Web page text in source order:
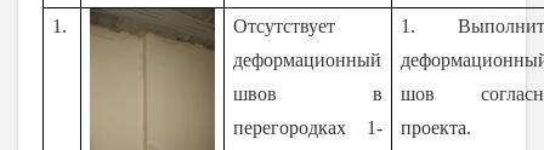
1.
Отсутствует
деформационный
швов в
перегородках 1-
1.
шов
проекта.